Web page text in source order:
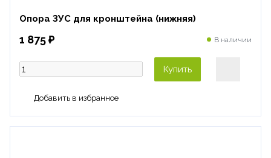
Опора ЗУС для кронштейна (нижняя)
1 875 ₽ В наличии
Купить